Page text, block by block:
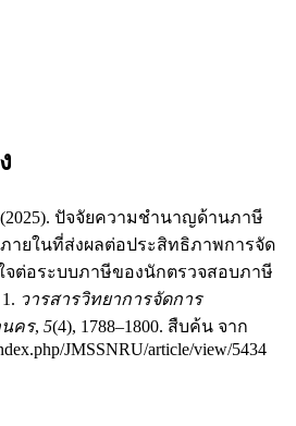
ปัจจัยความชำนาญด้านภาษี
ายในที่ส่งผลต่อประสิทธิภาพการจัด
จต่อระบบภาษีของนักตรวจสอบภาษี
วารสารวิทยาการจัดการ
คร, 5(4), 1788–1800. สืบค้น จาก
JMSSNRU/article/view/5434